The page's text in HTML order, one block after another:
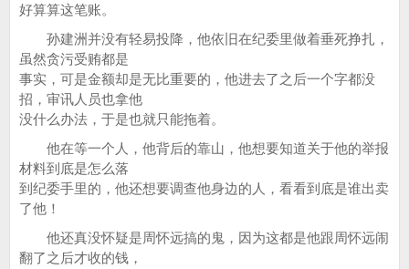
好算算这笔账。
孙建洲并没有轻易投降，他依旧在纪委里做着垂死挣扎，
虽然贪污受贿都是
事实，可是金额却是无比重要的，他进去了之后一个字都没
招，审讯人员也拿他
没什么办法，于是也就只能拖着。
他在等一个人，他背后的靠山，他想要知道关于他的举报
材料到底是怎么落
到纪委手里的，他还想要调查他身边的人，看看到底是谁出卖
了他！
他还真没怀疑是周怀远搞的鬼，因为这都是他跟周怀远闹
翻了之后才收的钱，